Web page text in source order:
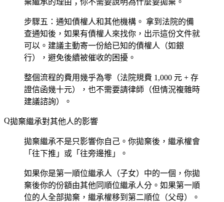
步驟五：通知債權人和其他機構。 拿到法院的備
查通知後，如果有債權人來找你，出示這份文件就
可以。建議主動寄一份給已知的債權人（如銀
行），避免後續被催收的困擾。
整個流程的費用幾乎為零（法院規費 1,000 元 + 存
證信函幾十元），也不需要請律師（但情況複雜時
建議諮詢）。
拋棄繼承對其他人的影響
拋棄繼承不是只影響你自己。你拋棄後，繼承權會
「往下推」或「往旁邊推」。
如果你是第一順位繼承人（子女）中的一個，你拋
棄後你的份額由其他同順位繼承人分。如果第一順
位的人全部拋棄，繼承權移到第二順位（父母）。